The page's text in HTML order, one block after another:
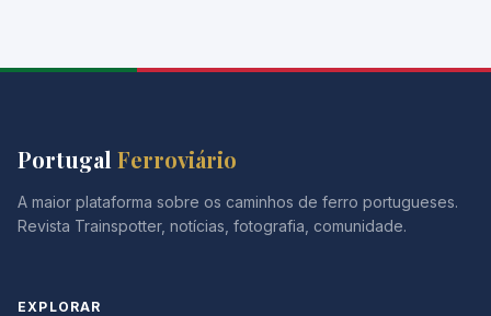
Portugal Ferroviário
A maior plataforma sobre os caminhos de ferro portugueses.
Revista Trainspotter, notícias, fotografia, comunidade.
EXPLORAR